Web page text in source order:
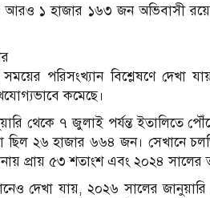
আরও ১ হাজার ১৬৩ জন অভিবাসী
পরিসংখ্যান বিশ্লেষণে দেখা
কমেছে।
থেকে ৭ জুলাই পর্যন্ত ইতালিতে
ছিল ২৬ হাজার ৬৬৪ জন। সেখানে
প্রায় ৫৩ শতাংশ এবং ২০২৪ সালের
দেখা যায়, ২০২৬ সালের